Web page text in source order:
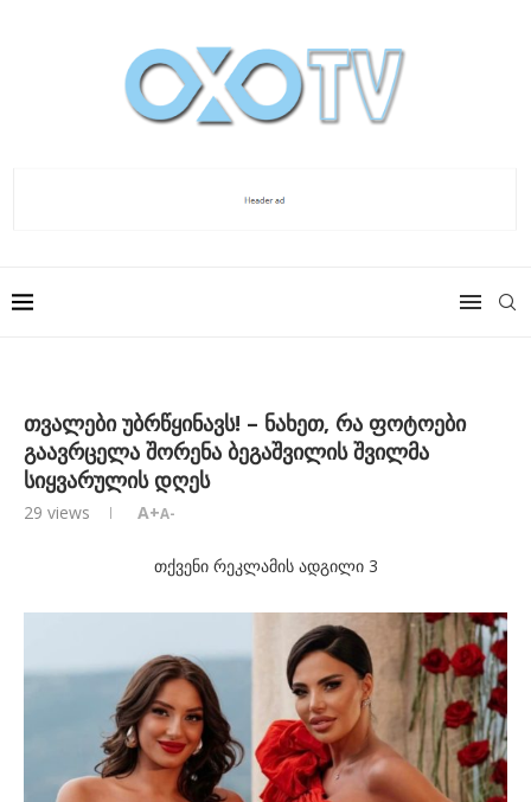
თვალები უბრწყინავს! – ნახეთ, რა ფოტოები
გაავრცელა შორენა ბეგაშვილის შვილმა
სიყვარულის დღეს
29 views A+A-
თქვენი რეკლამის ადგილი 3